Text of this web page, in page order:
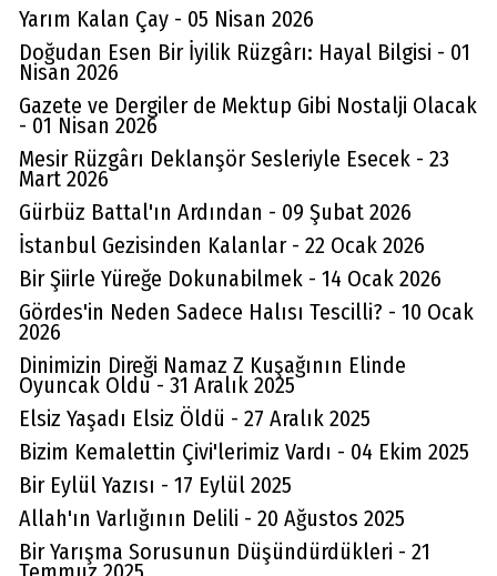
Yarım Kalan Çay - 05 Nisan 2026
Doğudan Esen Bir İyilik Rüzgârı: Hayal Bilgisi - 01
Nisan 2026
Gazete ve Dergiler de Mektup Gibi Nostalji Olacak
- 01 Nisan 2026
Mesir Rüzgârı Deklanşör Sesleriyle Esecek - 23
Mart 2026
Gürbüz Battal'ın Ardından - 09 Şubat 2026
İstanbul Gezisinden Kalanlar - 22 Ocak 2026
Bir Şiirle Yüreğe Dokunabilmek - 14 Ocak 2026
Gördes'in Neden Sadece Halısı Tescilli? - 10 Ocak
2026
Dinimizin Direği Namaz Z Kuşağının Elinde
Oyuncak Oldu - 31 Aralık 2025
Elsiz Yaşadı Elsiz Öldü - 27 Aralık 2025
Bizim Kemalettin Çivi'lerimiz Vardı - 04 Ekim 2025
Bir Eylül Yazısı - 17 Eylül 2025
Allah'ın Varlığının Delili - 20 Ağustos 2025
Bir Yarışma Sorusunun Düşündürdükleri - 21